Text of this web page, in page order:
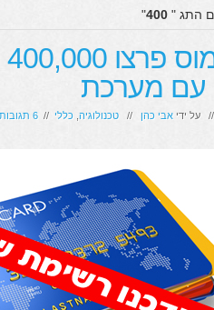
התג " "
עם מערכת
אבי כהן // טכנולוגיה כללי // 6 תגובות